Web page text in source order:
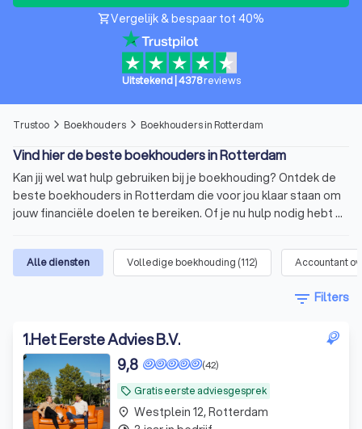
shopping_cartVergelijk & bespaar tot 40%
Uitstekend| 4378 reviews
Trustoo arrow_forward_ios Boekhouders arrow_forward_ios Boekhouders in Rotterdam
Vind hier de beste boekhouders in Rotterdam
Kan jij wel wat hulp gebruiken bij je boekhouding? Ontdek de
beste boekhouders in Rotterdam die voor jou klaar staan om
jouw financiële doelen te bereiken. Of je nu hulp nodig hebt bij
financiële planning. Via Trustoo vind je gemakkelijk de beste
boekhouders uit Rotterdam. Wij hebben zorgvuldig een top 10
Deze boekhouders hebben een gemiddelde Trustoo Score
en de 7,627 klantenbeoordelingen vanuit verschillende
bronnen.
Wat is een boekhouder? Ontdek de
wereld van boekhouding
Alle diensten Volledige boekhouding (112) Accountant
filter_list Filters
1.Het Eerste Advies B.V.
local_offer Gratis eerste adviesgesprek
(42)
9,8
place Westplein 12, Rotterdam